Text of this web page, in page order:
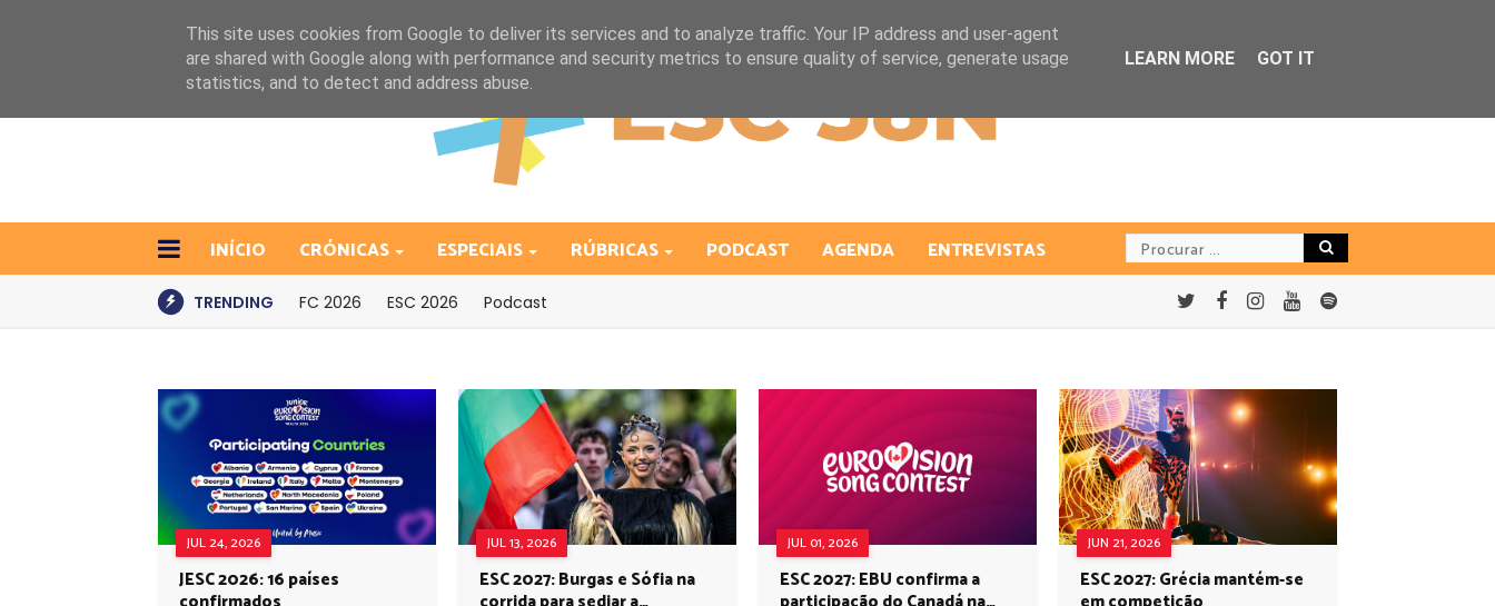
INÍCIO CRÓNICAS ESPECIAIS RÚBRICAS PODCAST AGENDA ENTREVISTAS
TRENDING FC 2026 ESC 2026 Podcast
JUL 24, 2026
JESC 2026: 16 países
JUL 13, 2026
ESC 2027: Burgas e Sófia na
JUL 01, 2026
ESC 2027: EBU confirma a
JUN 21, 2026
ESC 2027: Grécia mantém-se
This site uses cookies from Google to deliver its services and to analyze traffic. Your IP address and user-agent
are shared with Google along with performance and security metrics to ensure quality of service, generate usage
statistics, and to detect and address abuse.
LEARN MORE GOT IT